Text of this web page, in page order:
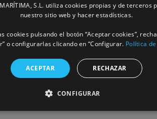
MARÍTIMA, S.L. utiliza cookies propias y de
nuestro sitio web y hacer estadísticas.
cookies pulsando el botón “Aceptar cookies”,
o configurarlas clicando en “Configurar. Política
ACEPTAR RECHAZAR
CONFIGURAR